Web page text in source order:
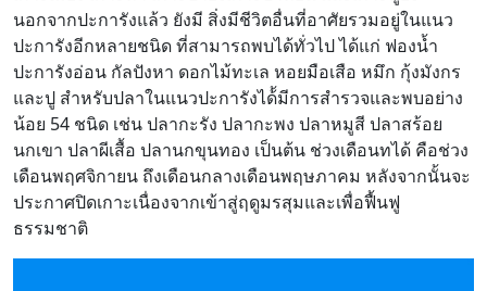
นอกจากปะการังแล้ว ยังมี สิ่งมีชีวิตอื่นที่อาศัยรวมอยู่ในแนว
ปะการังอีกหลายชนิด ที่สามารถพบได้ทั่วไป ได้แก่ ฟองน้ำ
ปะการังอ่อน กัลปังหา ดอกไม้ทะเล หอยมือเสือ หมึก กุ้งมังกร
และปู สำหรับปลาในแนวปะการังได้้มีการสำรวจและพบอย่าง
น้อย 54 ชนิด เช่น ปลากะรัง ปลากะพง ปลาหมูสี ปลาสร้อย
นกเขา ปลาผีเสื้อ ปลานกขุนทอง เป็นต้น ช่วงเดือนทได้ คือช่วง
เดือนพฤศจิกายน ถึงเดือนกลางเดือนพฤษภาคม หลังจากนั้นจะ
ประกาศปิดเกาะเนื่องจากเข้าสู่ฤดูมรสุมและเพื่อฟื้นฟู
ธรรมชาติ